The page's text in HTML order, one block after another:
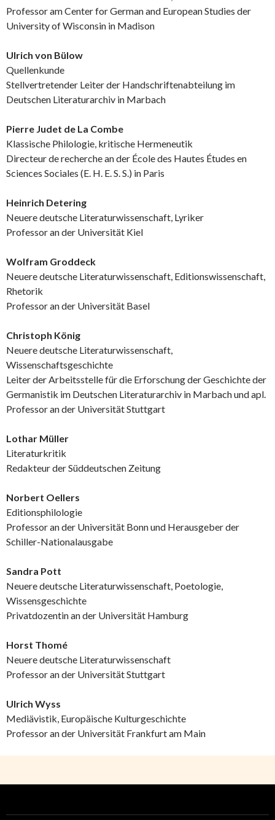
Professor am Center for German and European Studies der
University of Wisconsin in Madison
Ulrich von Bülow
Quellenkunde
Stellvertretender Leiter der Handschriftenabteilung im
Deutschen Literaturarchiv in Marbach
Pierre Judet de La Combe
Klassische Philologie, kritische Hermeneutik
Directeur de recherche an der École des Hautes Études en
Sciences Sociales (E. H. E. S. S.) in Paris
Heinrich Detering
Neuere deutsche Literaturwissenschaft, Lyriker
Professor an der Universität Kiel
Wolfram Groddeck
Neuere deutsche Literaturwissenschaft, Editionswissenschaft,
Rhetorik
Professor an der Universität Basel
Christoph König
Neuere deutsche Literaturwissenschaft,
Wissenschaftsgeschichte
Leiter der Arbeitsstelle für die Erforschung der Geschichte der
Germanistik im Deutschen Literaturarchiv in Marbach und apl.
Professor an der Universität Stuttgart
Lothar Müller
Literaturkritik
Redakteur der Süddeutschen Zeitung
Norbert Oellers
Editionsphilologie
Professor an der Universität Bonn und Herausgeber der
Schiller-Nationalausgabe
Sandra Pott
Neuere deutsche Literaturwissenschaft, Poetologie,
Wissensgeschichte
Privatdozentin an der Universität Hamburg
Horst Thomé
Neuere deutsche Literaturwissenschaft
Professor an der Universität Stuttgart
Ulrich Wyss
Mediävistik, Europäische Kulturgeschichte
Professor an der Universität Frankfurt am Main